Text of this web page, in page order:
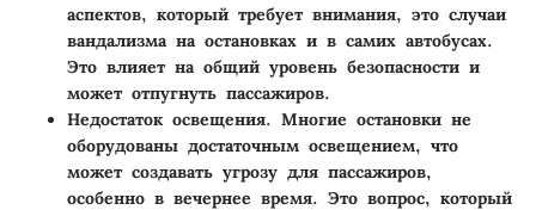
аспектов, который требует внимания, это случаи
вандализма на остановках и в самих автобусах.
Это влияет на общий уровень безопасности и
может отпугнуть пассажиров.
Недостаток освещения. Многие остановки не
оборудованы достаточным освещением, что
может создавать угрозу для пассажиров,
особенно в вечернее время. Это вопрос, который